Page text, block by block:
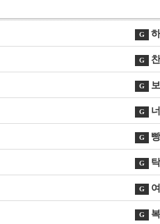
G
G
G
G
G
G
G
G